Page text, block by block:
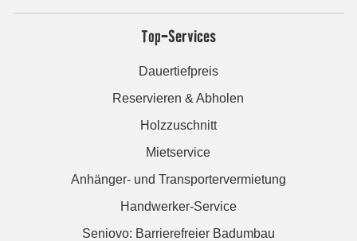
Top-Services
Dauertiefpreis
Reservieren & Abholen
Holzzuschnitt
Mietservice
Anhänger- und Transportervermietung
Handwerker-Service
Seniovo: Barrierefreier Badumbau